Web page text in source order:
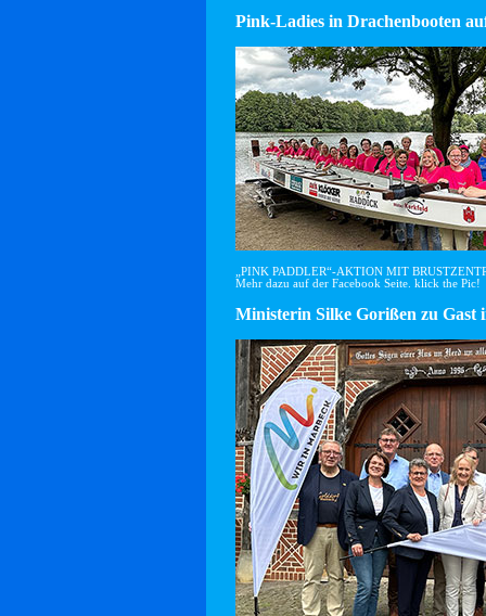
Pink-Ladies in Drachenbooten
„PINK PADDLER“-AKTION MIT
Mehr dazu auf der Facebook Seite. klick the Pic!
Ministerin Silke Gorißen zu Gast